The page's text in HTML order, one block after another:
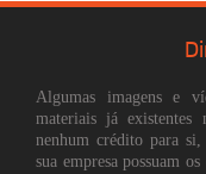
Algumas imagens e
materiais já
nenhum crédito para
sua empresa possuam